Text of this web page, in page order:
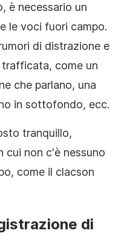
è necessario un
le voci fuori campo.
di distrazione e
come un
che parlano, una
in sottofondo, ecc.
tranquillo,
cui non c'è nessuno
come il clacson
di